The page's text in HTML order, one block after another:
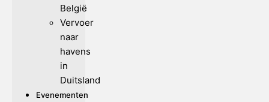
België
Vervoer
naar
havens
in
Duitsland
Evenementen